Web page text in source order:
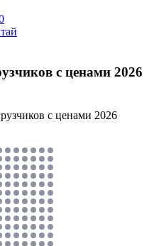
с ценами 2026